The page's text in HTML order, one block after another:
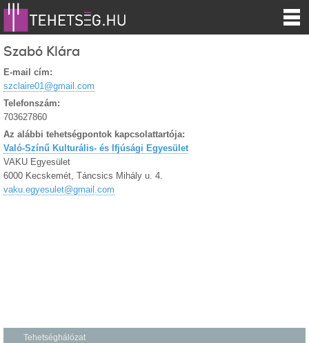
Szabó Klára
E-mail cím:
szclaire01@gmail.com
Telefonszám:
703627860
Az alábbi tehetségpontok kapcsolattartója:
Való-Színű Kulturális- és Ifjúsági Egyesület
VAKU Egyesület
6000 Kecskemét, Táncsics Mihály u. 4.
vaku.egyesulet@gmail.com
Tehetséghálózat